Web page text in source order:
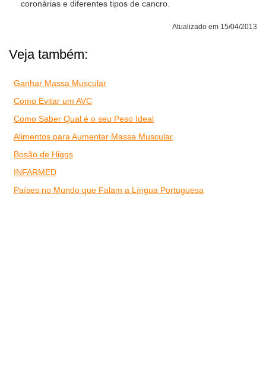
coronárias e diferentes tipos de cancro.
Atualizado em 15/04/2013
Veja também:
Ganhar Massa Muscular
Como Evitar um AVC
Como Saber Qual é o seu Peso Ideal
Alimentos para Aumentar Massa Muscular
Bosão de Higgs
INFARMED
Países no Mundo que Falam a Língua Portuguesa